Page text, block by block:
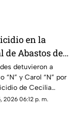
en la
de Abastos de
capturan a
una
ocurrió en
detuvieron a
“N” y Carol “N” por
de Cecilia
Comitán. La Fiscalía
2026 06:12 p. m.